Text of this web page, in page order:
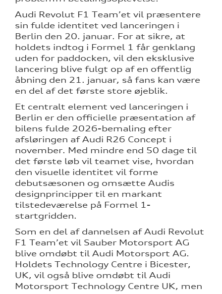
Audi Revolut F1 Team’et vil præsentere
sin fulde identitet ved lanceringen i
Berlin den 20. januar. For at sikre, at
holdets indtog i Formel 1 får genklang
uden for paddocken, vil den eksklusive
lancering blive fulgt op af en offentlig
åbning den 21. januar, så fans kan være
en del af det første store øjeblik.
Et centralt element ved lanceringen i
Berlin er den officielle præsentation af
bilens fulde 2026-bemaling efter
afsløringen af Audi R26 Concept i
november. Med mindre end 50 dage til
det første løb vil teamet vise, hvordan
den visuelle identitet vil forme
debutsæsonen og omsætte Audis
designprincipper til en markant
tilstedeværelse på Formel 1-
startgridden.
Som en del af dannelsen af Audi Revolut
F1 Team’et vil Sauber Motorsport AG
blive omdøbt til Audi Motorsport AG.
Holdets Technology Centre i Bicester,
UK, vil også blive omdøbt til Audi
Motorsport Technology Centre UK, men